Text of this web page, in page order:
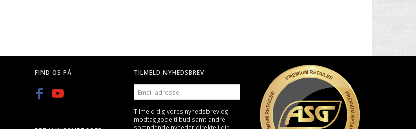
BIO KUGLER, 0,25G -
4000 STK
129,00 DKK
FIND OS PÅ
TILMELD NYHEDSBREV
EMAIL-
ADRESSE
Tilmeld dig vores nyhedsbrev og
modtag gode tilbud samt andre